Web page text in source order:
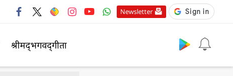
Newsletter
श्रीमद्‍भगवद्‍गीता